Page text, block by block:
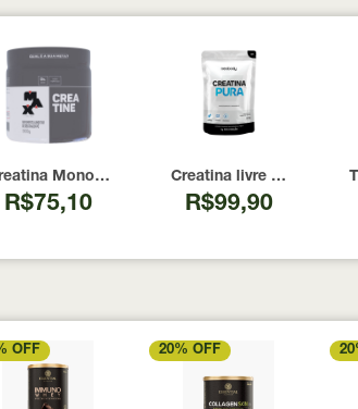
240 Cápsulas
Monohidratada Max Titanium 300g
R$75,10
Creatina livre de metais
R$99,90
OFF 20% OFF